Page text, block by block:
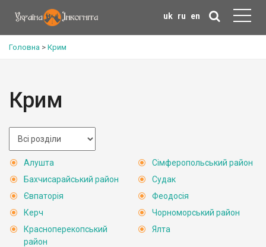
uk ru en
Головна > Крим
Крим
Алушта
Бахчисарайський район
Євпаторія
Керч
Красноперекопський
район
Сімферопольський район
Судак
Феодосія
Чорноморський район
Ялта